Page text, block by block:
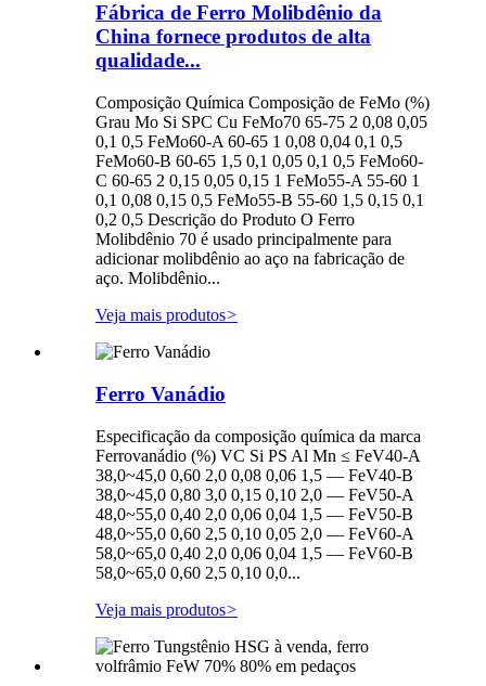
Fábrica de Ferro Molibdênio da
China fornece produtos de alta
qualidade...
Composição Química Composição de FeMo (%)
Grau Mo Si SPC Cu FeMo70 65-75 2 0,08 0,05
0,1 0,5 FeMo60-A 60-65 1 0,08 0,04 0,1 0,5
FeMo60-B 60-65 1,5 0,1 0,05 0,1 0,5 FeMo60-
C 60-65 2 0,15 0,05 0,15 1 FeMo55-A 55-60 1
0,1 0,08 0,15 0,5 FeMo55-B 55-60 1,5 0,15 0,1
0,2 0,5 Descrição do Produto O Ferro
Molibdênio 70 é usado principalmente para
adicionar molibdênio ao aço na fabricação de
aço. Molibdênio...
Veja mais produtos>
Ferro Vanádio
Especificação da composição química da marca
Ferrovanádio (%) VC Si PS Al Mn ≤ FeV40-A
38,0~45,0 0,60 2,0 0,08 0,06 1,5 — FeV40-B
38,0~45,0 0,80 3,0 0,15 0,10 2,0 — FeV50-A
48,0~55,0 0,40 2,0 0,06 0,04 1,5 — FeV50-B
48,0~55,0 0,60 2,5 0,10 0,05 2,0 — FeV60-A
58,0~65,0 0,40 2,0 0,06 0,04 1,5 — FeV60-B
58,0~65,0 0,60 2,5 0,10 0,0...
Veja mais produtos>